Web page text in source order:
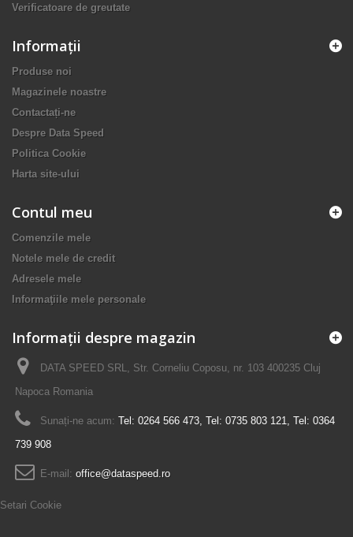
Verificatoare de greutate
Informaţii
Produse noi
Magazinele noastre
Contactați-ne
Despre Data Speed
Politica Cookie
Harta site-ului
Contul meu
Comenzile mele
Notele mele de credit
Adresele mele
Informaţiile mele personale
Informații despre magazin
DATA SPEED SRL, Str. Corneliu Coposu, nr. 103 400235 Cluj
Napoca Romania
Sunați-ne acum: Tel: 0264 566 473, Tel: 0735 803 121, Tel: 0364
739 908
E-mail: office@dataspeed.ro
Setari Cookie